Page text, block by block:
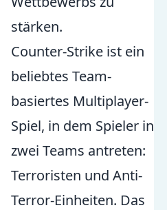
stärken.
Counter-Strike ist ein
beliebtes Team-
basiertes Multiplayer-
Spiel, in dem Spieler in
zwei Teams antreten:
Terroristen und Anti-
Terror-Einheiten. Das